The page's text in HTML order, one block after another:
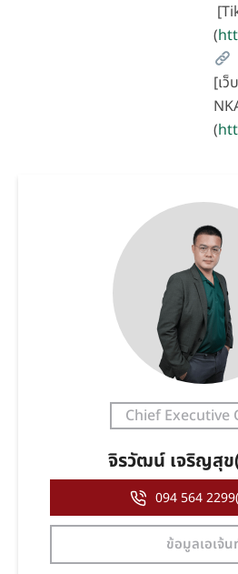
(
[เว็
(
Chief Executive
จิรวัฒน์ เจริญสุ
094 564
ข้อมูลเอเจ้น